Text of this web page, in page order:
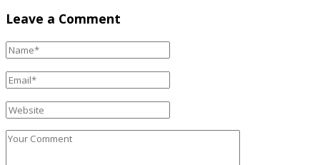
Leave a Comment